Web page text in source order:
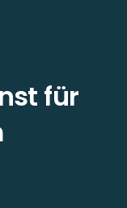
für